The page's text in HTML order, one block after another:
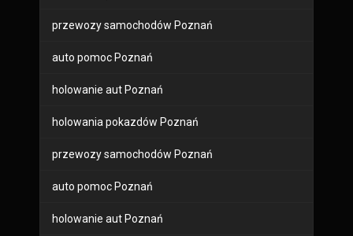
przewozy samochodów Poznań
auto pomoc Poznań
holowanie aut Poznań
holowania pokazdów Poznań
przewozy samochodów Poznań
auto pomoc Poznań
holowanie aut Poznań